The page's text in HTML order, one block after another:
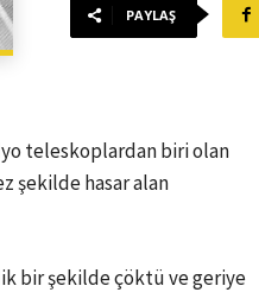
PAYLAŞ
teleskoplardan biri olan
şekilde hasar alan
bir şekilde çöktü ve geriye